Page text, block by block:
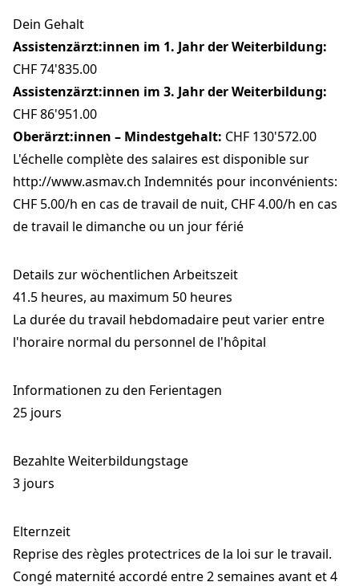
Dein Gehalt
Assistenzärzt:innen im 1. Jahr der Weiterbildung:
CHF 74'835.00
Assistenzärzt:innen im 3. Jahr der Weiterbildung:
CHF 86'951.00
Oberärzt:innen – Mindestgehalt: CHF 130'572.00
L'échelle complète des salaires est disponible sur
http://www.asmav.ch Indemnités pour inconvénients:
CHF 5.00/h en cas de travail de nuit, CHF 4.00/h en cas
de travail le dimanche ou un jour férié
Details zur wöchentlichen Arbeitszeit
41.5 heures, au maximum 50 heures
La durée du travail hebdomadaire peut varier entre
l'horaire normal du personnel de l'hôpital
Informationen zu den Ferientagen
25 jours
Bezahlte Weiterbildungstage
3 jours
Elternzeit
Reprise des règles protectrices de la loi sur le travail.
Congé maternité accordé entre 2 semaines avant et 4